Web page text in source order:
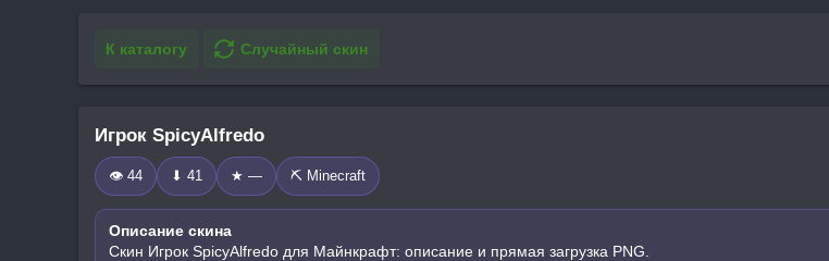
К каталогу Случайный скин
Игрок SpicyAlfredo
👁 44 ⬇ 41 ★ — ⛏️ Minecraft
Описание скина
Скин Игрок SpicyAlfredo для Майнкрафт: описание и прямая загрузка PNG.